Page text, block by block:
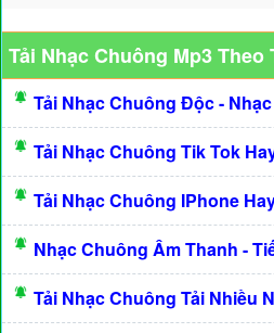
Tải Nhạc Chuông Mp3 Theo
Tải Nhạc Chuông Độc -
Tải Nhạc Chuông Tik Tok
Tải Nhạc Chuông IPhone
Nhạc Chuông Âm Thanh -
Tải Nhạc Chuông Tải Nhiều